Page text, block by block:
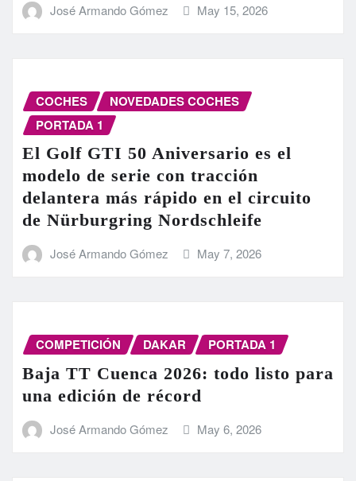
José Armando Gómez May 15, 2026
COCHES
NOVEDADES COCHES
PORTADA 1
El Golf GTI 50 Aniversario es el
modelo de serie con tracción
delantera más rápido en el circuito
de Nürburgring Nordschleife
José Armando Gómez May 7, 2026
COMPETICIÓN DAKAR PORTADA 1
Baja TT Cuenca 2026: todo listo para
una edición de récord
José Armando Gómez May 6, 2026